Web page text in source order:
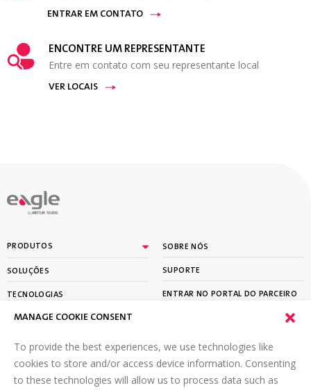
MANAGE COOKIE CONSENT
To provide the best experiences, we use technologies like
cookies to store and/or access device information. Consenting
to these technologies will allow us to process data such as
ENTRAR EM CONTATO
ENCONTRE UM REPRESENTANTE
Entre em contato com seu representante local
VER LOCAIS
By
PRODUTOS
SOLUÇÕES
TECNOLOGIAS
APRENDER
SOBRE NÓS
SUPORTE
ENTRAR NO PORTAL DO PARCEIRO
ASSINE A NOSSA NEWSLETTER
Email*